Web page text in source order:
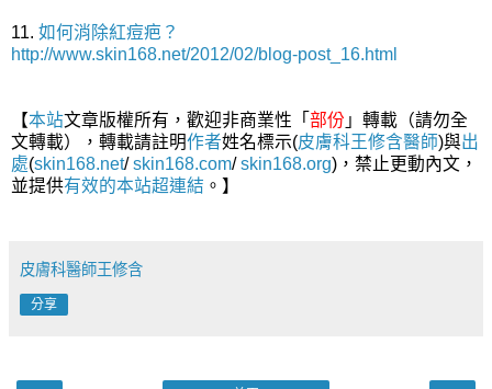
11. 如何消除紅痘疤？
http://www.skin168.net/2012/02/blog-post_16.html
【本站文章版權所有，歡迎非商業性「 部份 」轉載（請勿全
文轉載），轉載請註明作者姓名標示(皮膚科王修含醫師)與出
處(skin168.net/skin168.com/skin168.org)，禁止更動內文，
並提供有效的本站超連結 。】
皮膚科醫師王修含
分享